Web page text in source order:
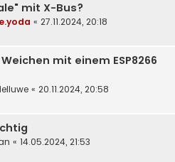
mit X-Bus?
« 27.11.2024, 20:18
mit einem ESP8266
« 20.11.2024, 20:58
« 14.05.2024, 21:53